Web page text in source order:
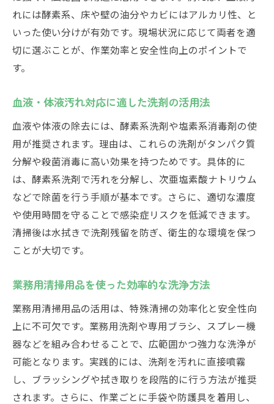
れには酵素系、床や壁の油分やカビにはアルカリ性、と
いった使い分けが有効です。現場状況に応じて両者を適
切に選ぶことが、作業効率と安全性向上のポイントで
す。
血液・体液汚れ対応に適した洗剤の活用法
血液や体液の除去には、酵素系洗剤や塩素系消毒剤の使
用が推奨されます。理由は、これらの洗剤がタンパク質
分解や殺菌消毒に高い効果を持つためです。具体的に
は、酵素系洗剤で汚れを分解し、次亜塩素酸ナトリウム
などで除菌を行う手順が基本です。さらに、適切な濃度
や使用時間を守ることで感染症リスクを低減できます。
清掃後は水拭きで洗剤残留を防ぎ、衛生的な環境を保つ
ことが大切です。
業務用清掃用品を使った効率的な洗浄方法
業務用清掃用品の活用は、特殊清掃の効率化と安全性向
上に不可欠です。業務用洗剤や専用ブラシ、スプレー機
器などを組み合わせることで、広範囲かつ強力な洗浄が
可能となります。実践的には、洗剤を汚れに直接噴霧
し、ブラッシングや拭き取りを段階的に行う方法が推奨
されます。さらに、作業ごとに手袋や防護具を着用し、